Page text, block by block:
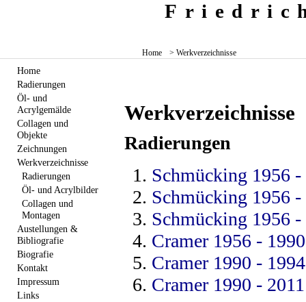
Home > Werkverzeichnisse
Werkverzeichnisse
Radierungen
Schmücking 1956 -
Schmücking 1956 -
Schmücking 1956 -
Cramer 1956 - 1990
Cramer 1990 - 1994
Cramer 1990 - 2011
Home
Radierungen
Öl- und
Acrylgemälde
Collagen und
Objekte
Zeichnungen
Werkverzeichnisse
Radierungen
Öl- und Acrylbilder
Collagen und
Montagen
Austellungen &
Bibliografie
Biografie
Kontakt
Impressum
Links